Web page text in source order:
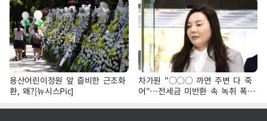
용산어린이정원 앞 즐비한 근조화
환, 왜?[뉴시스Pic]
차가원 "○○○ 까면 주변 다 죽
어"…전세금 미반환 속 녹취 폭로
파장